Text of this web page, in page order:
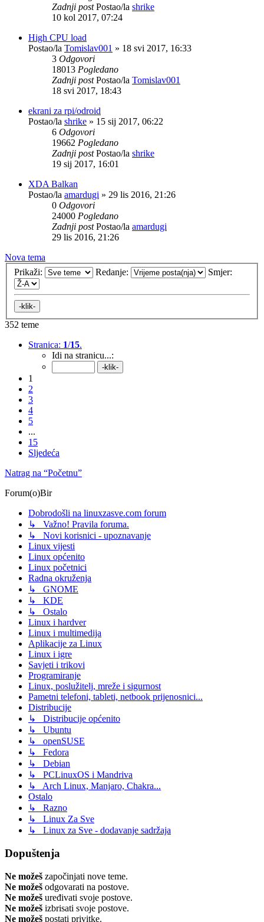
Zadnji postPostao/la shrike
10 kol 2017, 07:24
High CPU load
Postao/la Tomislav001 » 18 svi 2017, 16:33
3 Odgovori
18013 Pogledano
Zadnji postPostao/la Tomislav001
18 svi 2017, 18:43
ekrani za rpi/odroid
Postao/la shrike » 15 sij 2017, 06:22
6 Odgovori
19662 Pogledano
Zadnji postPostao/la shrike
19 sij 2017, 16:01
XDA Balkan
Postao/la amardugi » 29 lis 2016, 21:26
0 Odgovori
24000 Pogledano
Zadnji postPostao/la amardugi
29 lis 2016, 21:26
Nova tema
Prikaži:
Redanje: Smjer:
352 teme
Stranica: 1/15.
Idi na stranicu...:
1
2
3
4
5
...
15
Sljedeća
Natrag na “Početnu”
Forum(o)Bir
Dobrodošli na linuxzasve.com forum
↳ Važno! Pravila foruma.
↳ Novi korisnici - upoznavanje
Linux vijesti
Linux općenito
Linux početnici
Radna okruženja
↳ GNOME
↳ KDE
↳ Ostalo
Linux i hardver
Linux i multimedija
Aplikacije za Linux
Linux i igre
Savjeti i trikovi
Programiranje
Linux, poslužitelj, mreže i sigurnost
Pametni telefoni, tableti, netbook prijenosnici...
Distribucije
↳ Distribucije općenito
↳ Ubuntu
↳ openSUSE
↳ Fedora
↳ Debian
↳ PCLinuxOS i Mandriva
↳ Arch Linux, Manjaro, Chakra...
Ostalo
↳ Razno
↳ Linux Za Sve
↳ Linux za Sve - dodavanje sadržaja
Dopuštenja
Ne možeš započinjati nove teme.
Ne možeš odgovarati na postove.
Ne možeš uređivati svoje postove.
Ne možeš izbrisati svoje postove.
Ne možeš postati privitke.